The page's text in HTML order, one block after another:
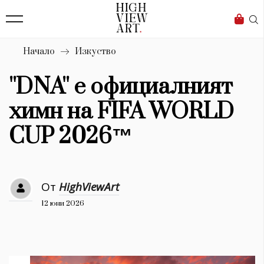
Бизнес
Мода
Dialogue
Изкуство
4340
Дизайн
Книги
Начало Изкуство
''DNA'' е официалният
химн на FIFA WORLD
CUP 2026™
От HighViewArt
12 юни 2026